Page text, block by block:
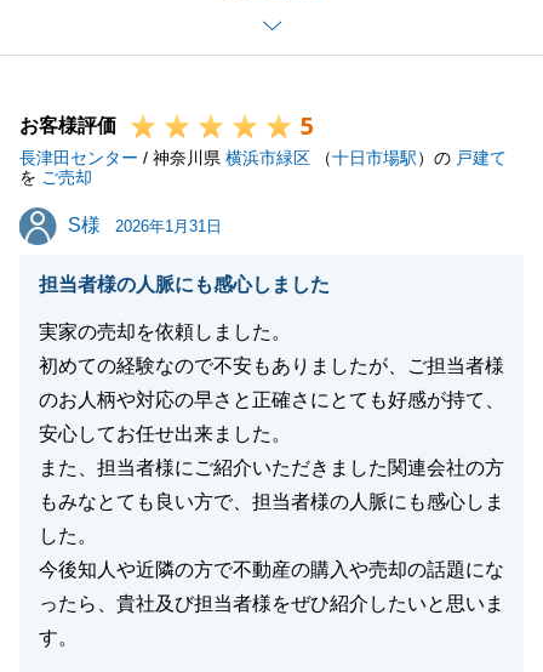
最後まで滞りなくお取引を進めることが出来たのもＴ
様のお陰です。
今後ともどうぞよろしくお願いいたします。
お客様評価 5
長津田センター / 神奈川県 横浜市緑区 （十日市場駅）の 戸建て
を ご売却
S様
S様 2026年1月31日
担当者様の人脈にも感心しました
実家の売却を依頼しました。
初めての経験なので不安もありましたが、ご担当者様
のお人柄や対応の早さと正確さにとても好感が持て、
安心してお任せ出来ました。
また、担当者様にご紹介いただきました関連会社の方
もみなとても良い方で、担当者様の人脈にも感心しま
した。
今後知人や近隣の方で不動産の購入や売却の話題にな
ったら、貴社及び担当者様をぜひ紹介したいと思いま
す。